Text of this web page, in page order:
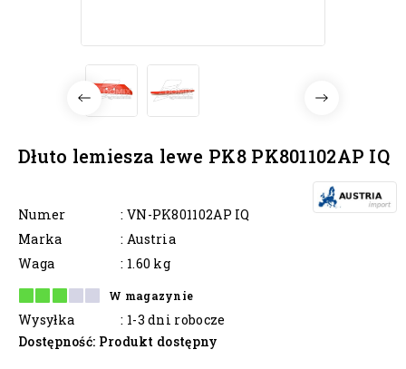
Dłuto lemiesza lewe PK8 PK801102AP IQ
Numer
: VN-PK801102AP IQ
Marka
: Austria
Waga
: 1.60 kg
W magazynie
Wysyłka
: 1-3 dni robocze
Dostępność: Produkt dostępny